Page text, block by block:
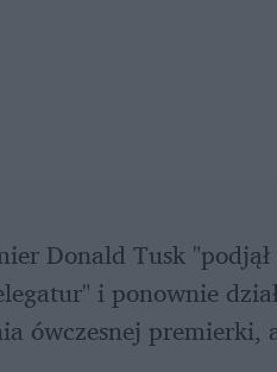
Donald Tusk
i ponownie
ówczesnej premierki,